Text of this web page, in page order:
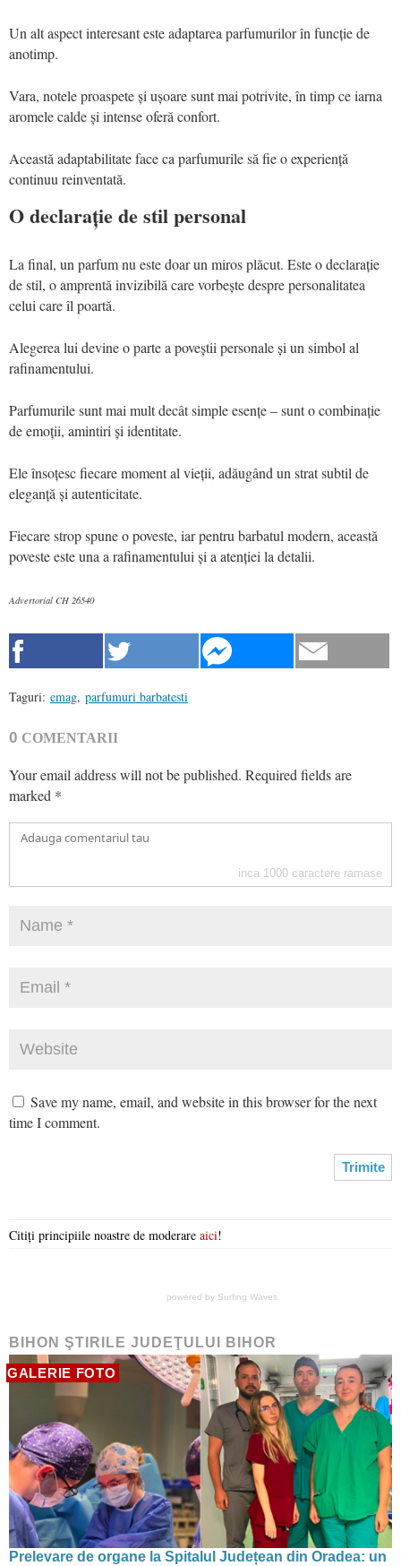
Un alt aspect interesant este adaptarea parfumurilor în funcție de
anotimp.
Vara, notele proaspete și ușoare sunt mai potrivite, în timp ce iarna
aromele calde și intense oferă confort.
Această adaptabilitate face ca parfumurile să fie o experiență
continuu reinventată.
O declarație de stil personal
La final, un parfum nu este doar un miros plăcut. Este o declarație
de stil, o amprentă invizibilă care vorbește despre personalitatea
celui care îl poartă.
Alegerea lui devine o parte a poveștii personale și un simbol al
rafinamentului.
Parfumurile sunt mai mult decât simple esențe – sunt o combinație
de emoții, amintiri și identitate.
Ele însoțesc fiecare moment al vieții, adăugând un strat subtil de
eleganță și autenticitate.
Fiecare strop spune o poveste, iar pentru barbatul modern, această
poveste este una a rafinamentului și a atenției la detalii.
Advertorial CH 26540
Taguri: emag, parfumuri barbatesti
0 COMENTARII
Your email address will not be published. Required fields are
marked *
inca 1000 caractere ramase
Save my name, email, and website in this browser for the next
time I comment.
Citiți principiile noastre de moderare aici!
powered by Surfing Waves
BIHON ŞTIRILE JUDEŢULUI BIHOR
GALERIE FOTO
Prelevare de organe la Spitalul Județean din Oradea: un